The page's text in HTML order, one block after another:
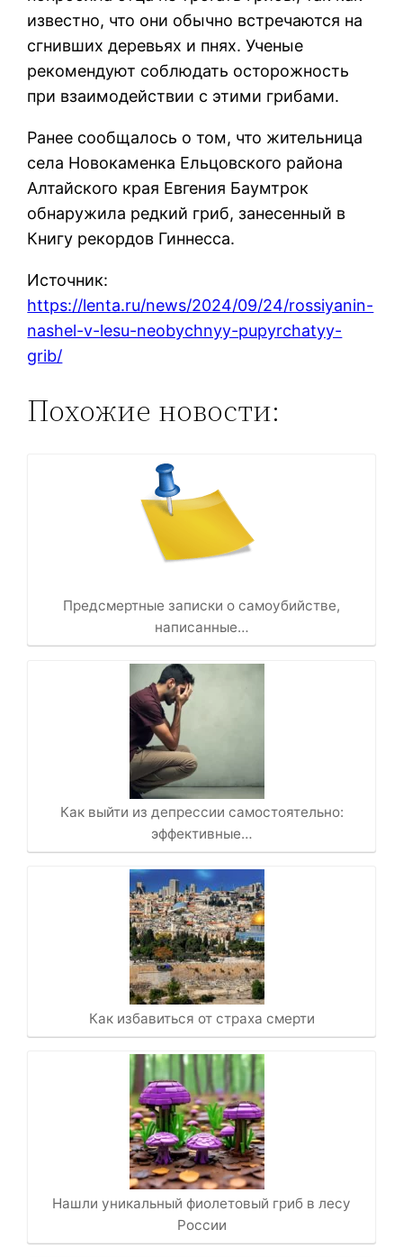
известно, что они обычно встречаются на
сгнивших деревьях и пнях. Ученые
рекомендуют соблюдать осторожность
при взаимодействии с этими грибами.
Ранее сообщалось о том, что жительница
села Новокаменка Ельцовского района
Алтайского края Евгения Баумтрок
обнаружила редкий гриб, занесенный в
Книгу рекордов Гиннесса.
Источник:
https://lenta.ru/news/2024/09/24/rossiyanin-
nashel-v-lesu-neobychnyy-pupyrchatyy-
grib/
Похожие новости:
Предсмертные записки о самоубийстве,
написанные…
Как выйти из депрессии самостоятельно:
эффективные…
Как избавиться от страха смерти
Нашли уникальный фиолетовый гриб в лесу
России